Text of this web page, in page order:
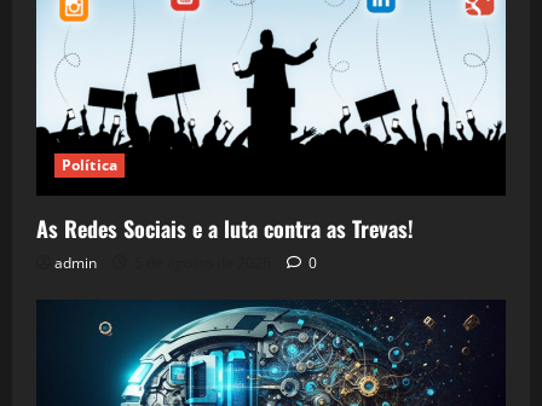
Política
As Redes Sociais e a luta contra as Trevas!
admin 0